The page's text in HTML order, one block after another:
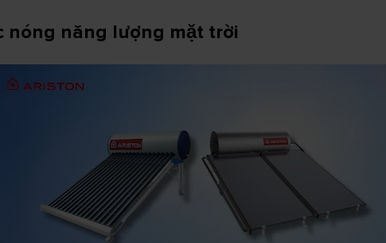
nóng năng lượng mặt trời